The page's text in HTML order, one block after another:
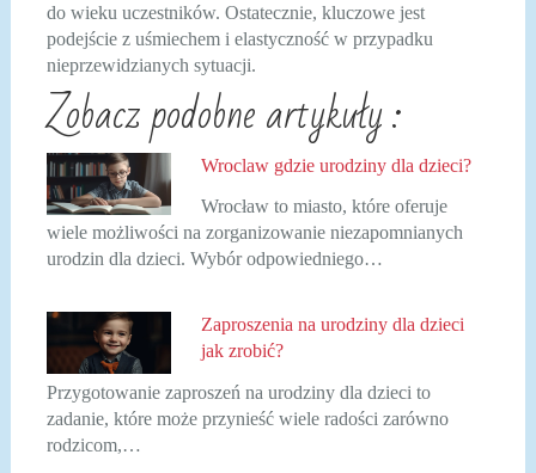
do wieku uczestników. Ostatecznie, kluczowe jest
podejście z uśmiechem i elastyczność w przypadku
nieprzewidzianych sytuacji.
Zobacz podobne artykuły :
Wroclaw gdzie urodziny dla dzieci?
Wrocław to miasto, które oferuje
wiele możliwości na zorganizowanie niezapomnianych
urodzin dla dzieci. Wybór odpowiedniego…
Zaproszenia na urodziny dla dzieci
jak zrobić?
Przygotowanie zaproszeń na urodziny dla dzieci to
zadanie, które może przynieść wiele radości zarówno
rodzicom,…